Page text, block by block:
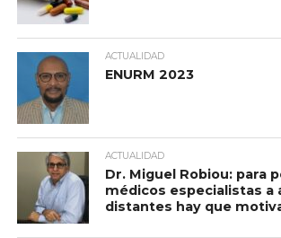
ACTUALIDAD
ENURM 2023
ACTUALIDAD
Dr. Miguel Robiou: para
médicos especialistas a
distantes hay que